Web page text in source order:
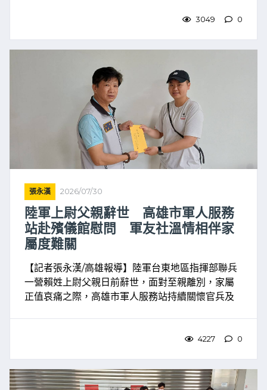
3049 0
張永漢 2026/07/30
陸軍上尉父親辭世 高雄市軍人服務
站赴殯儀館慰問 軍友社溫情相伴家
屬度難關
【記者張永漢/高雄報導】陸軍台東地區指揮部聯兵
一營賴姓上尉父親日前辭世，面對至親離別，家屬
正值哀痛之際，高雄市軍人服務站持續關懷官兵及
4227 0